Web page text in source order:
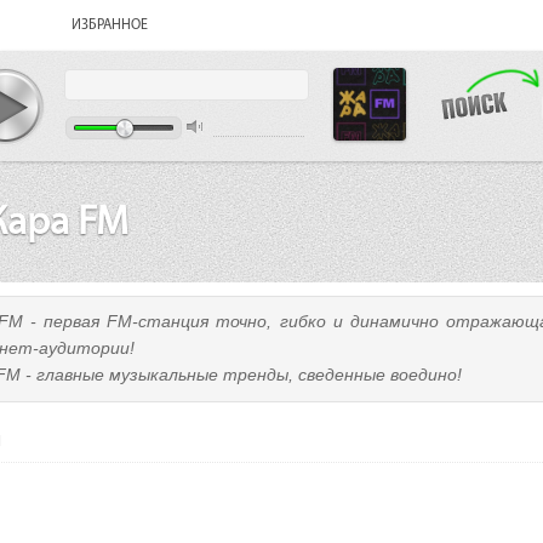
ИЗБРАННОЕ
FM
- первая FM-станция точно, гибко и динамично
аудитории!
- главные музыкальные тренды, сведенные воедино!